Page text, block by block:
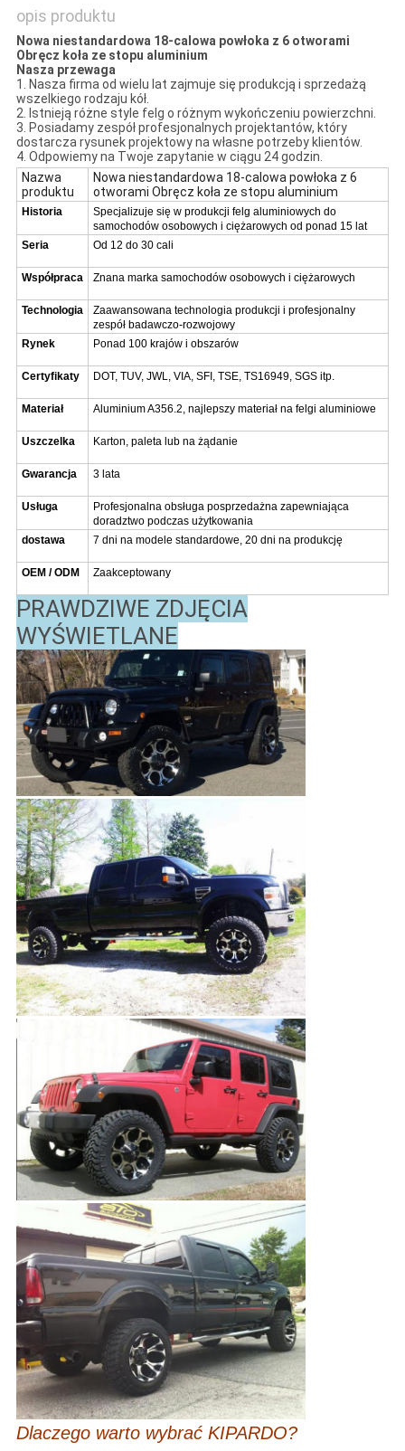
opis produktu
Nowa niestandardowa 18-calowa powłoka z 6 otworami
Obręcz koła ze stopu aluminium
Nasza przewaga
1. Nasza firma od wielu lat zajmuje się produkcją i sprzedażą
wszelkiego rodzaju kół.
2. Istnieją różne style felg o różnym wykończeniu powierzchni.
3. Posiadamy zespół profesjonalnych projektantów, który
dostarcza rysunek projektowy na własne potrzeby klientów.
4. Odpowiemy na Twoje zapytanie w ciągu 24 godzin.
Nazwa
produktu
Nowa niestandardowa 18-calowa powłoka z 6
otworami Obręcz koła ze stopu aluminium
Historia
Specjalizuje się w produkcji felg aluminiowych do
samochodów osobowych i ciężarowych od ponad 15 lat
Seria
Od 12 do 30 cali
Współpraca Znana marka samochodów osobowych i ciężarowych
Technologia
Zaawansowana technologia produkcji i profesjonalny
zespół badawczo-rozwojowy
Rynek
Ponad 100 krajów i obszarów
Certyfikaty DOT, TUV, JWL, VIA, SFI, TSE, TS16949, SGS itp.
Materiał Aluminium A356.2, najlepszy materiał na felgi aluminiowe
Uszczelka Karton, paleta lub na żądanie
Gwarancja 3 lata
Usługa
Profesjonalna obsługa posprzedażna zapewniająca
doradztwo podczas użytkowania
dostawa
7 dni na modele standardowe, 20 dni na produkcję
OEM / ODM Zaakceptowany
PRAWDZIWE ZDJĘCIA
WYŚWIETLANE
Dlaczego warto wybrać KIPARDO?